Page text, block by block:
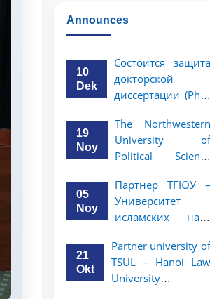
Announces
10
Dek
Состоится защита
докторской
диссертации (PhD)
19
Noy
The Northwestern
University of
Political Science
of TSUL, has
announced an
academic mobility
and 3rd-year
students
05
Noy
Партнер ТГЮУ –
Университет
исламских наук
объявляет
программу
академической
21
Okt
Partner university of
TSUL – Hanoi Law
University